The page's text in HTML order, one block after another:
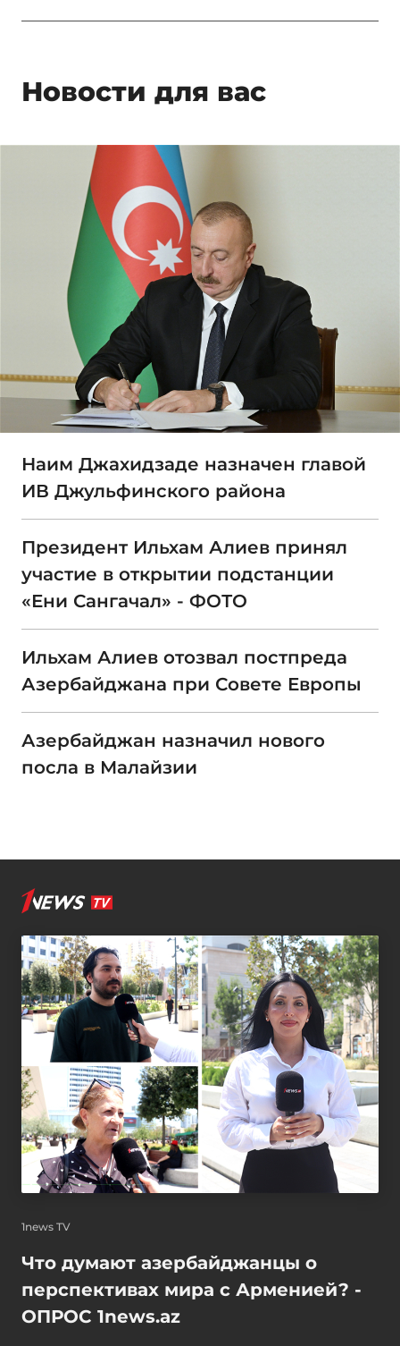
Новости для вас
Наим Джахидзаде назначен главой
ИВ Джульфинского района
Президент Ильхам Алиев принял
участие в открытии подстанции
«Ени Сангачал» - ФОТО
Ильхам Алиев отозвал постпреда
Азербайджана при Совете Европы
Азербайджан назначил нового
посла в Малайзии
1news TV
Что думают азербайджанцы о
перспективах мира с Арменией? -
ОПРОС 1news.az